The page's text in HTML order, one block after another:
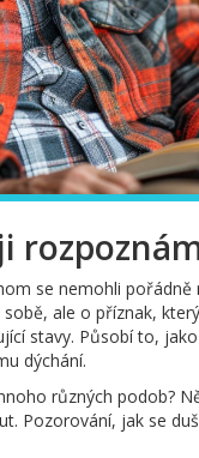
se nemohli
ale o příznak,
stavy. Působí to,
dýchání.
různých podob?
Pozorování, jak se